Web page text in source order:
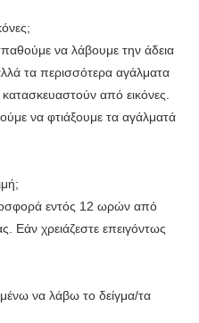
να λάβουμε την άδεια
τα περισσότερα αγάλματα
από εικόνες.
να φτιάξουμε τα αγάλματά
εντός 12 ωρών από
Εάν χρειάζεστε επειγόντως
να λάβω το δείγμα/τα